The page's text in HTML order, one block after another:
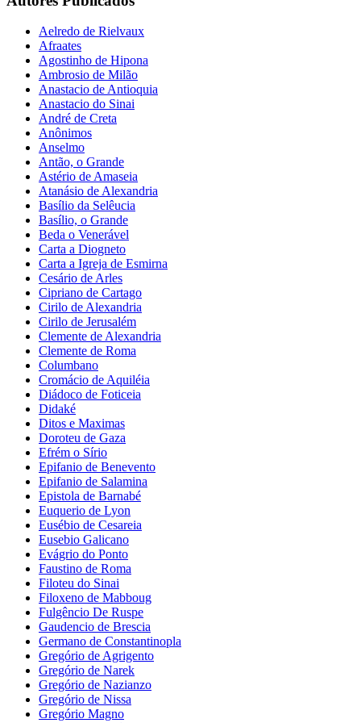
Aelredo de Rielvaux
Afraates
Agostinho de Hipona
Ambrosio de Milão
Anastacio de Antioquia
Anastacio do Sinai
André de Creta
Anônimos
Anselmo
Antão, o Grande
Astério de Amaseia
Atanásio de Alexandria
Basílio da Selêucia
Basílio, o Grande
Beda o Venerável
Carta a Diogneto
Carta a Igreja de Esmirna
Cesário de Arles
Cipriano de Cartago
Cirilo de Alexandria
Cirilo de Jerusalém
Clemente de Alexandria
Clemente de Roma
Columbano
Cromácio de Aquiléia
Diádoco de Foticeia
Didaké
Ditos e Maximas
Doroteu de Gaza
Efrém o Sírio
Epifanio de Benevento
Epifanio de Salamina
Epistola de Barnabé
Euquerio de Lyon
Eusébio de Cesareia
Eusebio Galicano
Evágrio do Ponto
Faustino de Roma
Filoteu do Sinai
Filoxeno de Mabboug
Fulgêncio De Ruspe
Gaudencio de Brescia
Germano de Constantinopla
Gregório de Agrigento
Gregório de Narek
Gregório de Nazianzo
Gregório de Nissa
Gregório Magno